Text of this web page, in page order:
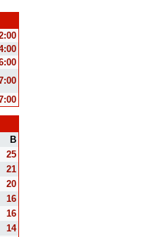
B
25
21
20
16
16
14